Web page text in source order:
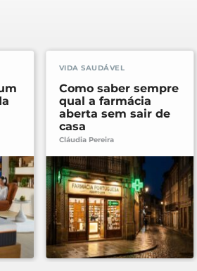
VIDA SAUDÁVEL
Como saber sempre
qual a farmácia
aberta sem sair de
casa
Cláudia Pereira